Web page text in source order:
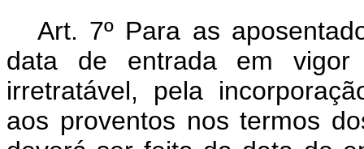
Art. 7º Para as
data de entrada em
irretratável, pela
aos proventos nos termos